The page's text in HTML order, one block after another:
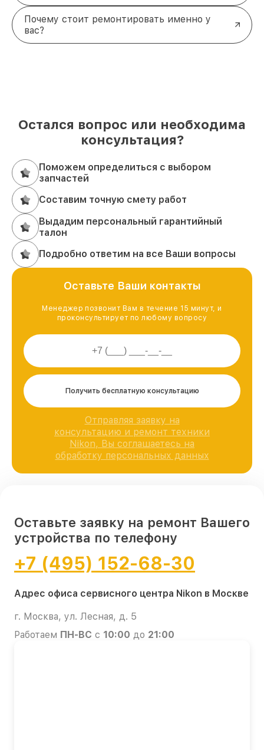
Почему стоит ремонтировать именно у
вас?
Остался вопрос или необходима
консультация?
Поможем определиться с выбором
запчастей
Составим точную смету работ
Выдадим персональный гарантийный
талон
Подробно ответим на все Ваши вопросы
Оставьте Ваши контакты
Менеджер позвонит Вам в течение 15 минут, и
проконсультирует по любому вопросу
Получить бесплатную консультацию
Отправляя заявку на
консультацию и ремонт техники
Nikon, Вы соглашаетесь на
обработку персональных данных
Оставьте заявку на ремонт Вашего
устройства по телефону
+7 (495) 152-68-30
Адрес офиса сервисного центра Nikon в Москве
г. Москва, ул. Лесная, д. 5
Работаем ПН-ВС с 10:00 до 21:00